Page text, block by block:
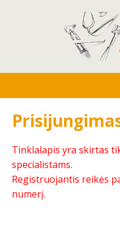
Tinklalapis yra skirtas
specialistams.
Registruojantis reikės
numerį.